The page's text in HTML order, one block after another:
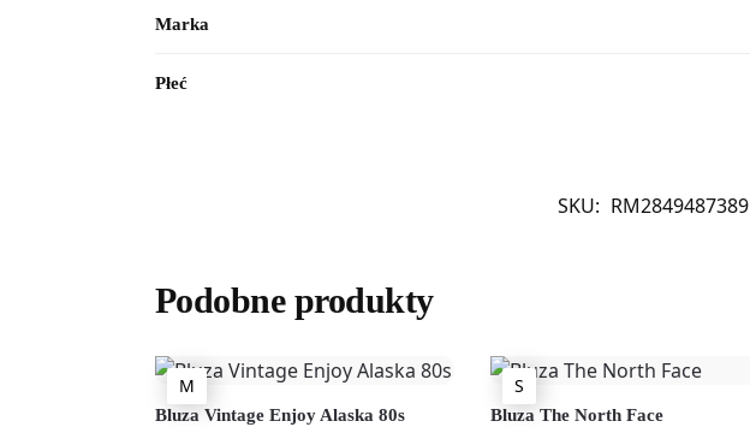
Marka
Płeć
SKU: RM2849487389
Podobne produkty
M
Bluza Vintage Enjoy Alaska 80s
S
Bluza The North Face